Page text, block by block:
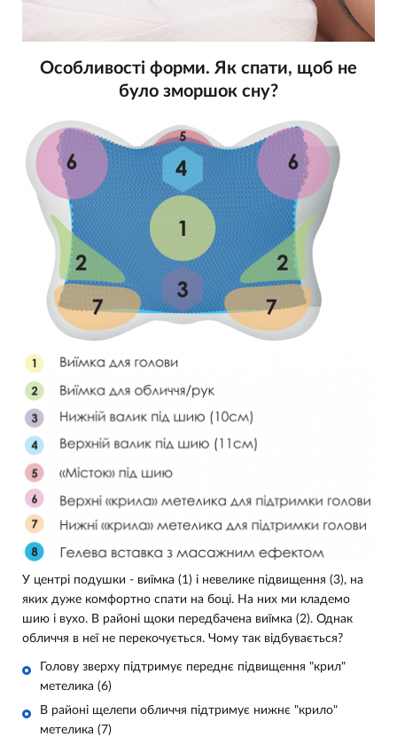
Особливості форми. Як спати, щоб не
було зморшок сну?
У центрі подушки - виїмка (1) і невелике підвищення (3), на
яких дуже комфортно спати на боці. На них ми кладемо
шию і вухо. В районі щоки передбачена виїмка (2). Однак
обличчя в неї не перекочується. Чому так відбувається?
Голову зверху підтримує переднє підвищення "крил"
метелика (6)
В районі щелепи обличчя підтримує нижнє "крило"
метелика (7)